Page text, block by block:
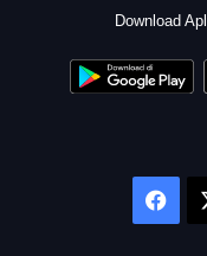
Download